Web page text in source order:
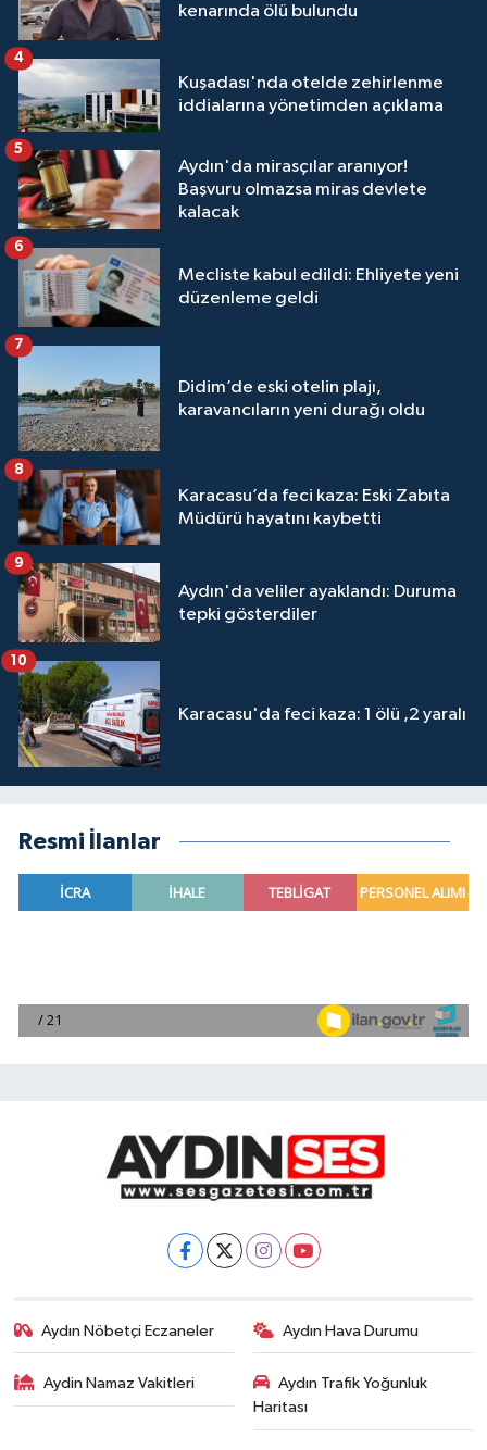
kenarında ölü bulundu
Kuşadası'nda otelde zehirlenme
iddialarına yönetimden açıklama
4
Aydın'da mirasçılar aranıyor!
Başvuru olmazsa miras devlete
kalacak
5
Mecliste kabul edildi: Ehliyete yeni
düzenleme geldi
6
Didim’de eski otelin plajı,
karavancıların yeni durağı oldu
7
Karacasu’da feci kaza: Eski Zabıta
Müdürü hayatını kaybetti
8
Aydın'da veliler ayaklandı: Duruma
tepki gösterdiler
9
Karacasu'da feci kaza: 1 ölü ,2 yaralı
10
Resmi İlanlar
Aydın Nöbetçi Eczaneler Aydın Hava Durumu
Aydin Namaz Vakitleri
Aydın Trafik Yoğunluk
Haritası